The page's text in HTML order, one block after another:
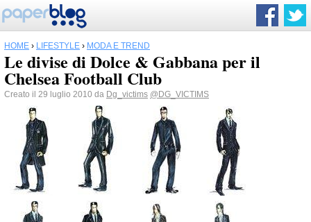
HOME › LIFESTYLE › MODA E TREND
Le divise di Dolce & Gabbana per il
Chelsea Football Club
Creato il 29 luglio 2010 da Dg_victims @DG_VICTIMS